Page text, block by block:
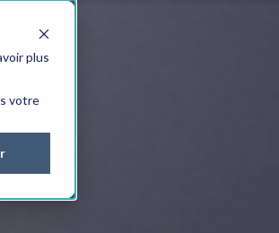
plus
votre